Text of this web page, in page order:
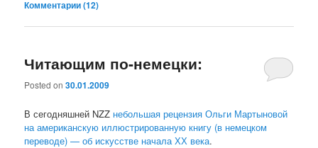
Комментарии (12)
Читающим по-немецки:
Posted on30.01.2009
В сегодняшней NZZ небольшая рецензия Ольги Мартыновой
на американскую иллюстрированную книгу (в немецком
переводе) — об искусстве начала ХХ века.